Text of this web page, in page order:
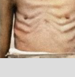
「90%は失敗する。で
終戦から81年